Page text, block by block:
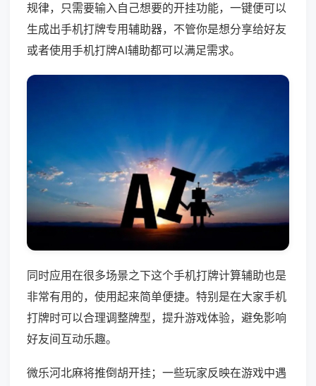
规律，只需要输入自己想要的开挂功能，一键便可以
生成出手机打牌专用辅助器，不管你是想分享给好友
或者使用手机打牌AI辅助都可以满足需求。
同时应用在很多场景之下这个手机打牌计算辅助也是
非常有用的，使用起来简单便捷。特别是在大家手机
打牌时可以合理调整牌型，提升游戏体验，避免影响
好友间互动乐趣。
微乐河北麻将推倒胡开挂；一些玩家反映在游戏中遇